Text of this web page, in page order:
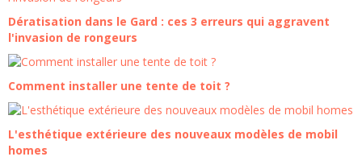
Dératisation dans le Gard : ces 3 erreurs qui aggravent
l'invasion de rongeurs
Comment installer une tente de toit ?
L'esthétique extérieure des nouveaux modèles de mobil
homes